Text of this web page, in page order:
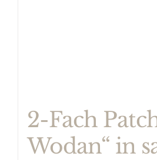
2-Fach
Wodan“ in